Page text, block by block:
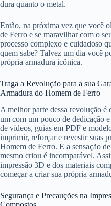
dura quanto o metal.
Então, na próxima vez que você
de Ferro e se maravilhar com o
processo complexo e cuidadoso
quem sabe? Talvez um dia você
própria armadura icônica.
Traga a Revolução para a sua
Armadura do Homem de Ferro
A melhor parte dessa revolução é
um com um pouco de dedicação
de vídeos, guias em PDF e
imprimir, reforçar e revestir suas
Homem de Ferro. E a sensação
mesmo criou é incomparável.
impressão 3D e dos materiais
começar a criar sua própria
Segurança e Precauções na